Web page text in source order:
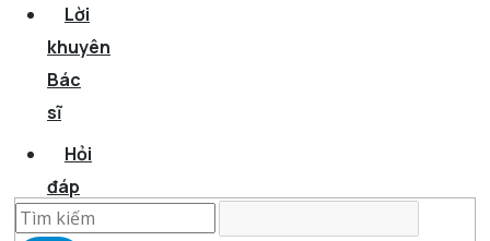
Lời
khuyên
Bác
sĩ
Hỏi
đáp